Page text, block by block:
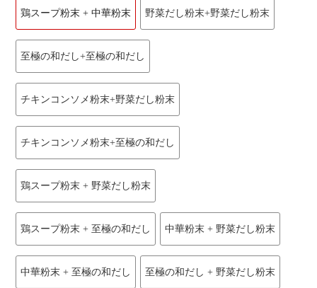
鶏スープ粉末 + 中華粉末 野菜だし粉末+野菜だし粉末
至極の和だし+至極の和だし
チキンコンソメ粉末+野菜だし粉末
チキンコンソメ粉末+至極の和だし
鶏スープ粉末 + 野菜だし粉末
鶏スープ粉末 + 至極の和だし 中華粉末 + 野菜だし粉末
中華粉末 + 至極の和だし 至極の和だし + 野菜だし粉末